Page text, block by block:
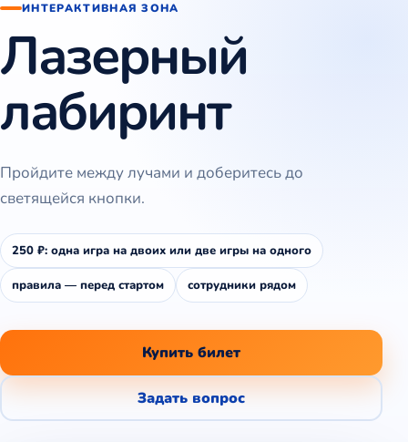
ИНТЕРАКТИВНАЯ ЗОНА
Лазерный
лабиринт
Пройдите между лучами и доберитесь до
светящейся кнопки.
250 ₽: одна игра на двоих или две игры на одного
правила — перед стартом сотрудники рядом
Купить билет
Задать вопрос